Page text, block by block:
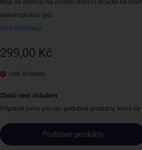
Mop se stěrkou na čistění oken či zrcadel se
teleskopickou tyčí.
Více informací
299,00 Kč
není skladem
Zboží není skladem
Přípravili jsme pro vás podobné produkty, které
Podobné produkty